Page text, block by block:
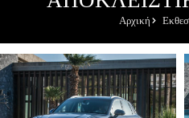
Αρχική